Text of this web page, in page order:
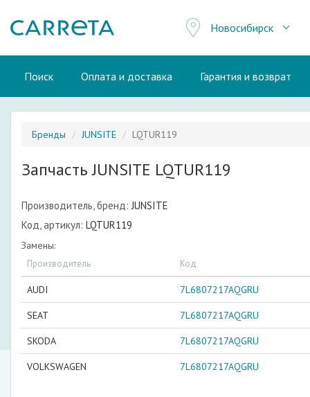
Новосибирск
Поиск Оплата и доставка Гарантия и возврат
Бренды JUNSITE LQTUR119
Запчасть JUNSITE LQTUR119
Производитель, бренд: JUNSITE
Код, артикул: LQTUR119
Замены:
Производитель Код
AUDI 7L6807217AQGRU
SEAT 7L6807217AQGRU
SKODA 7L6807217AQGRU
VOLKSWAGEN 7L6807217AQGRU